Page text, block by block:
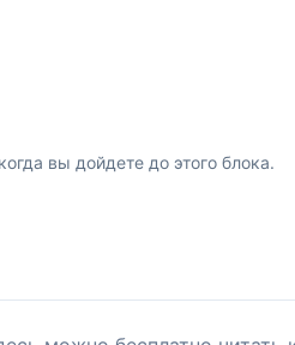
вы дойдете до этого блока.